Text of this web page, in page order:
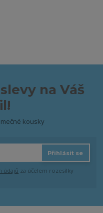
na Váš
kousky
Přihlásit se
údajů za účelem rozesílky